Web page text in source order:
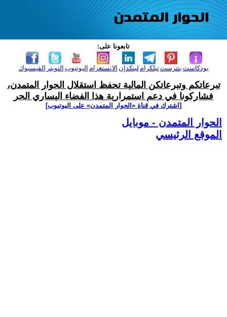
تابعونا على:
الفيسبوك التويتر اليوتيوب الانستغرام لينكدإن تيلكرامبنترست بودكاست
تبرعاتكم وتبرعاتكن المالية تحفظ استقلال الحوار المتمدن،
فشاركونا في دعم استمرارية هذا الفضاء اليساري الحر
[اشترك في قناة ‫«الحوار المتمدن» على اليوتيوب]
الحوار المتمدن - موبايل
الموقع الرئيسي